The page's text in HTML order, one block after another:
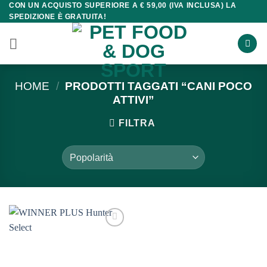
Salta
ai
contenuti
CON UN ACQUISTO SUPERIORE A € 59,00 (IVA INCLUSA) LA
SPEDIZIONE È GRATUITA!
HOME / PRODOTTI TAGGATI “CANI POCO
ATTIVI”
FILTRA